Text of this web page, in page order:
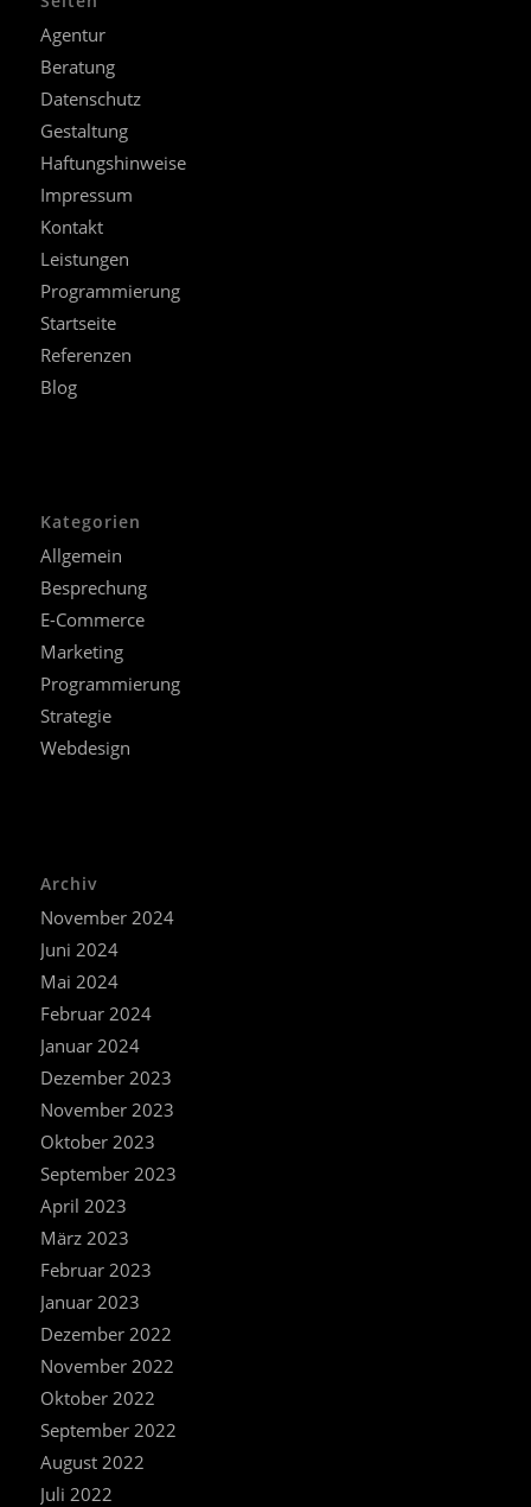
Agentur
Beratung
Datenschutz
Gestaltung
Haftungshinweise
Impressum
Kontakt
Leistungen
Programmierung
Startseite
Referenzen
Blog
Kategorien
Allgemein
Besprechung
E-Commerce
Marketing
Programmierung
Strategie
Webdesign
Archiv
November 2024
Juni 2024
Mai 2024
Februar 2024
Januar 2024
Dezember 2023
November 2023
Oktober 2023
September 2023
April 2023
März 2023
Februar 2023
Januar 2023
Dezember 2022
November 2022
Oktober 2022
September 2022
August 2022
Juli 2022